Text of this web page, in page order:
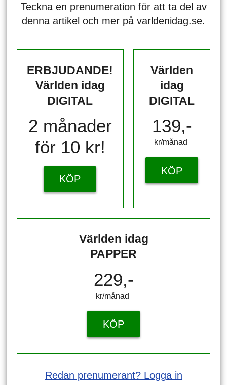
Teckna en prenumeration för att ta del av
denna artikel och mer på varldenidag.se.
ERBJUDANDE!
Världen idag
DIGITAL
2 månader
för 10 kr!
KÖP
Världen
idag
DIGITAL
139,-
kr/månad ​​​​​​
KÖP
Världen idag
PAPPER
229,-
kr/månad ​​​​​​
KÖP
Redan prenumerant? Logga in